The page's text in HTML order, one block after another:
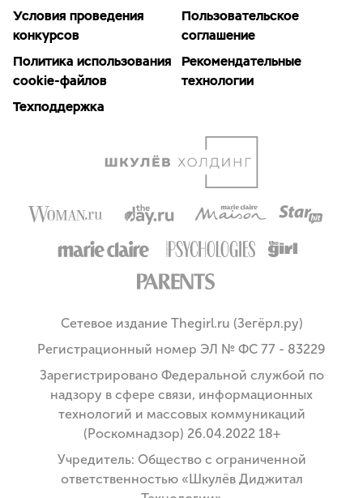
Условия проведения
конкурсов
Пользовательское
соглашение
Политика использования
cookie-файлов
Рекомендательные
технологии
Техподдержка
Сетевое издание Thegirl.ru (Зегёрл.ру)
Регистрационный номер ЭЛ № ФС 77 - 83229
Зарегистрировано Федеральной службой по
надзору в сфере связи, информационных
технологий и массовых коммуникаций
(Роскомнадзор) 26.04.2022 18+
Учредитель: Общество с ограниченной
ответственностью «Шкулёв Диджитал